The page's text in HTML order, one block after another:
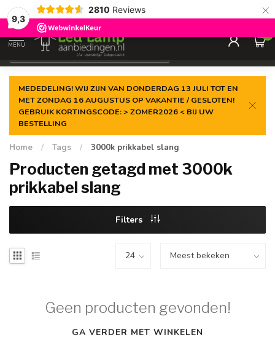
9,3
2810 Reviews ×
Gegarandeerde delaagste prijs
MENU
0
MEDEDELING! WIJ ZIJN VAN DONDERDAG 13 JULI TOT EN
MET ZONDAG 16 AUGUSTUS OP VAKANTIE / GESLOTEN!
GEBRUIK KORTINGSCODE: > ZOMER2026 < BIJ UW
BESTELLING
Home / Tags / 3000k prikkabel slang
Producten getagd met 3000k
prikkabel slang
Filters
Geen producten gevonden!
GA VERDER MET WINKELEN